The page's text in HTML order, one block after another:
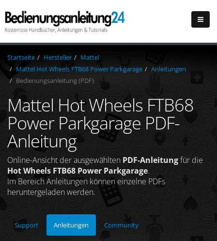
Startseite Hersteller
Mattel
Mattel Hot Wheels FTB68 Power Parkgarage
Anleitungen
Bedienungsanleitung (PDF)
Mattel Hot Wheels FTB68
Power Parkgarage PDF-
Anleitung
Online-Ansicht der ausgewählten PDF-Anleitungfür die
Hot Wheels FTB68 Power Parkgarage.
Im Bereich Anleitungen können einzelne PDFs
heruntergeladen werden.
Support Anleitungen Community